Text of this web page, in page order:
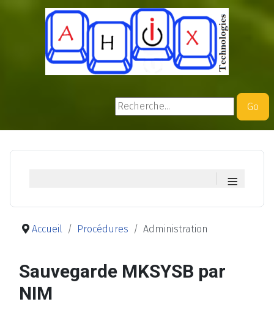
Rechercher
Go
≡
Accueil Procédures Administration
Sauvegarde MKSYSB par
NIM